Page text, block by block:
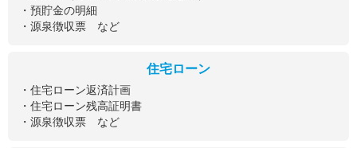
・預貯金の明細
・源泉徴収票 など
住宅ローン
・住宅ローン返済計画
・住宅ローン残高証明書
・源泉徴収票 など